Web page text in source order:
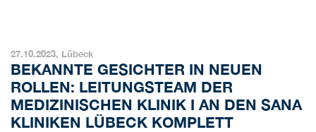
27.10.2023, Lübeck
BEKANNTE GESICHTER IN NEUEN
ROLLEN: LEITUNGSTEAM DER
MEDIZINISCHEN KLINIK I AN DEN SANA
KLINIKEN LÜBECK KOMPLETT